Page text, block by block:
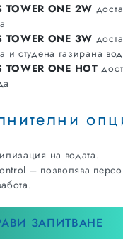
TOWER ONE 2W
TOWER ONE 3W
и студена газирана
TOWER ONE HOT
на водата.
– позволява
ЗАПИТВАНЕ